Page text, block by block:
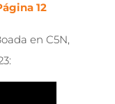
12
en C5N,